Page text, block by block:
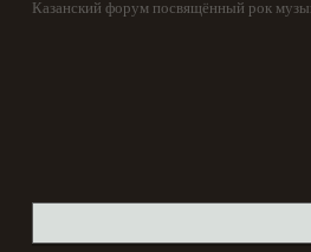
Казанский форум посвящённый рок